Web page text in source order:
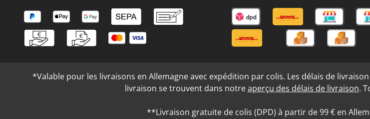
*Valable pour les livraisons en Allemagne avec expédition par colis. Les délais de
livraison se trouvent dans notreaperçu des délais de livraison.
**Livraison gratuite de colis (DPD) à partir de 99 € en